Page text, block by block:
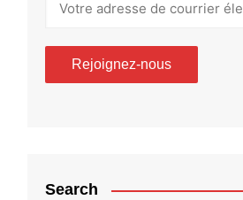
Search